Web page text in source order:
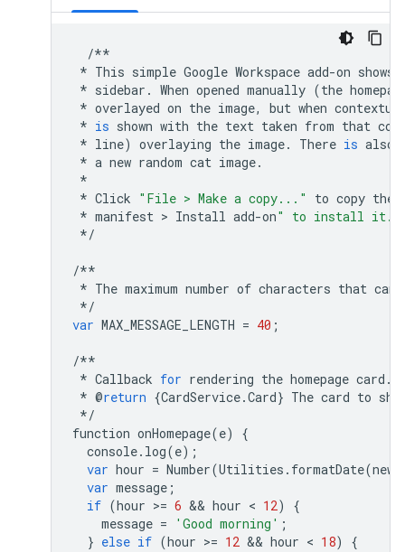
/**
* This simple Google Workspace add-on shows
* sidebar . When opened manually (the
* overlayed on the image, but when
* is shown with the text taken from that
* line) overlaying the image. There is also
* a new random cat image.
*
* Click "File > Make a copy..." to copy the
* manifest > Install add-on" to install it.
*/
/**
* The maximum number of characters that can
*/
var MAX_MESSAGE_LENGTH = 40 ;
/**
* Callback for rendering the homepage card .
* @return {CardService.Card} The card to
*/
function onHomepage(e)
{
console. log(e);
var hour = Number(Utilities . formatDate(new
var message ;
if (hour >= 6 && hour < 12)
{
message = 'Good morning' ;
} else if (hour >= 12 && hour < 18)
{